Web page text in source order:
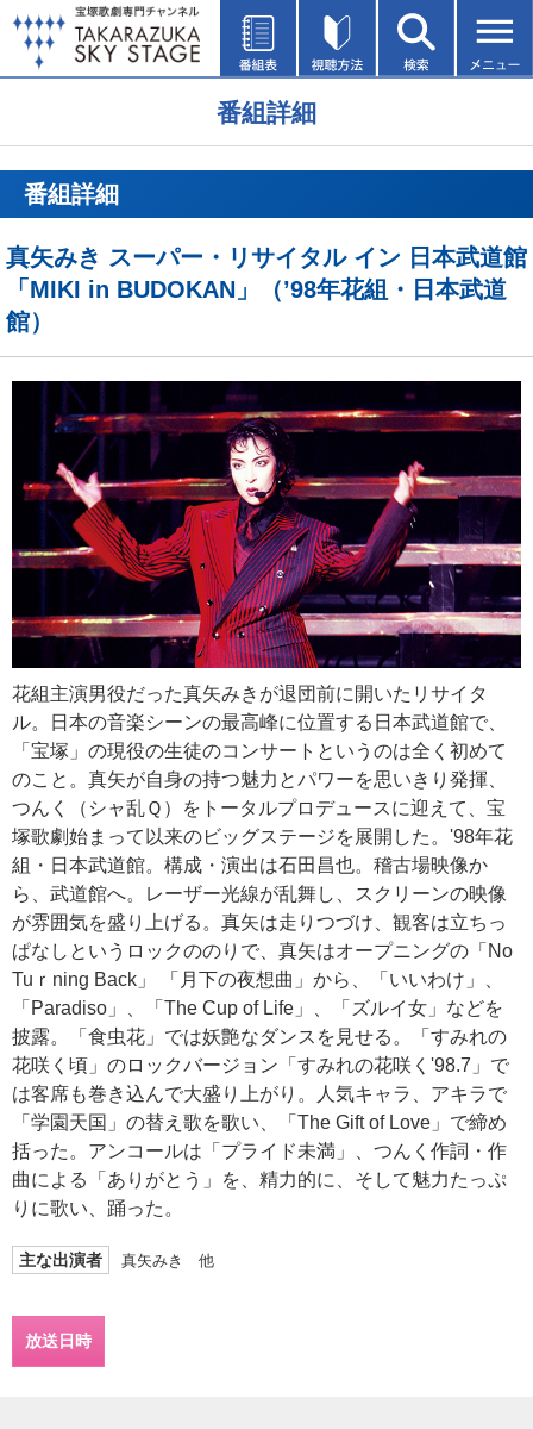
番組詳細
番組詳細
真矢みき スーパー・リサイタル イン 日本武道館
「MIKI in BUDOKAN」（’98年花組・日本武道
館）
花組主演男役だった真矢みきが退団前に開いたリサイタ
ル。日本の音楽シーンの最高峰に位置する日本武道館で、
「宝塚」の現役の生徒のコンサートというのは全く初めて
のこと。真矢が自身の持つ魅力とパワーを思いきり発揮、
つんく（シャ乱Ｑ）をトータルプロデュースに迎えて、宝
塚歌劇始まって以来のビッグステージを展開した。'98年花
組・日本武道館。構成・演出は石田昌也。稽古場映像か
ら、武道館へ。レーザー光線が乱舞し、スクリーンの映像
が雰囲気を盛り上げる。真矢は走りつづけ、観客は立ちっ
ぱなしというロックののりで、真矢はオープニングの「No
Tuｒning Back」 「月下の夜想曲」から、「いいわけ」、
「Paradiso」、「The Cup of Life」、「ズルイ女」などを
披露。「食虫花」では妖艶なダンスを見せる。「すみれの
花咲く頃」のロックバージョン「すみれの花咲く'98.7」で
は客席も巻き込んで大盛り上がり。人気キャラ、アキラで
「学園天国」の替え歌を歌い、「The Gift of Love」で締め
括った。アンコールは「プライド未満」、つんく作詞・作
曲による「ありがとう」を、精力的に、そして魅力たっぷ
りに歌い、踊った。
主な出演者 真矢みき 他
放送日時